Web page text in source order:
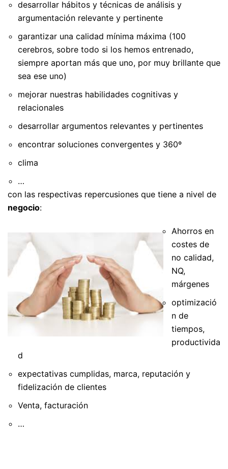
desarrollar hábitos y técnicas de análisis y
argumentación relevante y pertinente
garantizar una calidad mínima máxima (100
cerebros, sobre todo si los hemos entrenado,
siempre aportan más que uno, por muy brillante que
sea ese uno)
mejorar nuestras habilidades cognitivas y
relacionales
desarrollar argumentos relevantes y pertinentes
encontrar soluciones convergentes y 360º
clima
…
con las respectivas repercusiones que tiene a nivel de
negocio:
Ahorros en
costes de
no calidad,
NQ,
márgenes
optimizació
n de
tiempos,
productivida
d
expectativas cumplidas, marca, reputación y
fidelización de clientes
Venta, facturación
…